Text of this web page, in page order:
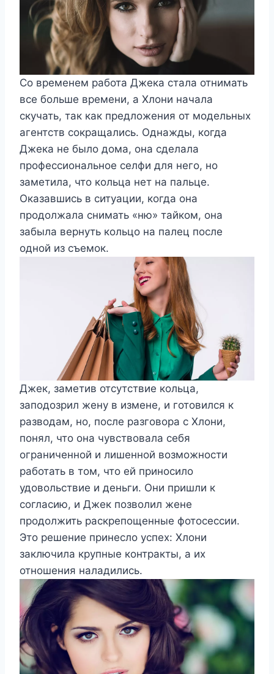
Со временем работа Джека стала отнимать
все больше времени, а Хлони начала
скучать, так как предложения от модельных
агентств сокращались. Однажды, когда
Джека не было дома, она сделала
профессиональное селфи для него, но
заметила, что кольца нет на пальце.
Оказавшись в ситуации, когда она
продолжала снимать «ню» тайком, она
забыла вернуть кольцо на палец после
одной из съемок.
Джек, заметив отсутствие кольца,
заподозрил жену в измене, и готовился к
разводам, но, после разговора с Хлони,
понял, что она чувствовала себя
ограниченной и лишенной возможности
работать в том, что ей приносило
удовольствие и деньги. Они пришли к
согласию, и Джек позволил жене
продолжить раскрепощенные фотосессии.
Это решение принесло успех: Хлони
заключила крупные контракты, а их
отношения наладились.